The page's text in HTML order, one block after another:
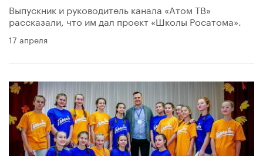
Выпускник и руководитель канала «Атом ТВ»
рассказали, что им дал проект «Школы Росатома».
17 апреля